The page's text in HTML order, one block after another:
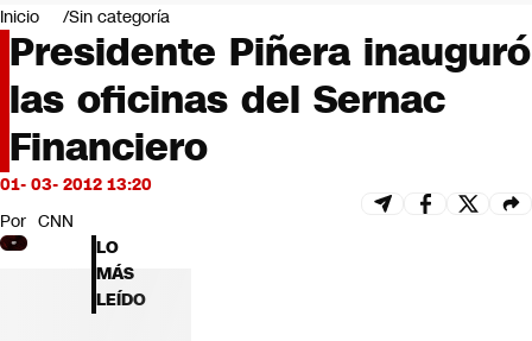
Negocios
Deportes
Programas completos
Cultura
Servicios
Bits
CNN tiempo
Futuro 360
Opinión
Inicio Sin categoría
Presidente Piñera inauguró
las oficinas del Sernac
Financiero
01- 03- 2012 13:20
Por CNN
LO
MÁS
LEÍDO